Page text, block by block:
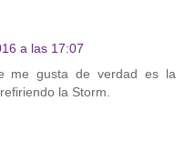
a las 17:07
me gusta de verdad es la
la Storm.